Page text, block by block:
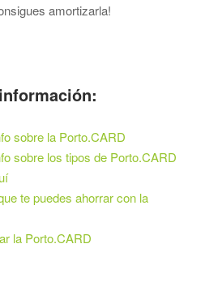
amortizarla!
sobre la Porto.CARD
sobre los tipos de Porto.CARD
te puedes ahorrar con la
la Porto.CARD